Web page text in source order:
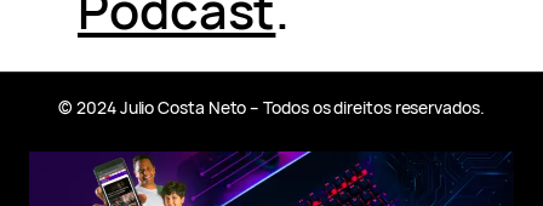
© 2024 Julio Costa Neto – Todos os direitos reservados.